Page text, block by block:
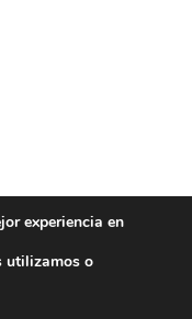
experiencia en
utilizamos o